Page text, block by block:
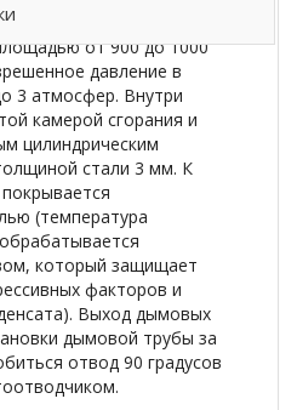
отопления небольших
от 900 до 1000
давление в
3 атмосфер. Внутри
камерой сгорания и
цилиндрическим
стали 3 мм. К
(температура
который защищает
факторов и
Выход дымовых
дымовой трубы за
отвод 90 градусов